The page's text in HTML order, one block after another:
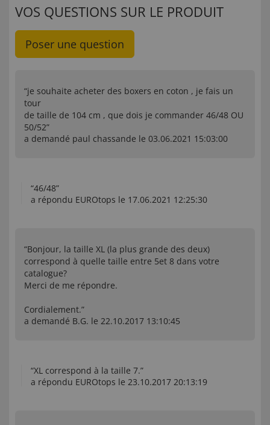
VOS QUESTIONS SUR LE PRODUIT
Poser une question
“je souhaite acheter des boxers en coton , je fais un
tour
de taille de 104 cm , que dois je commander 46/48 OU
50/52”
a demandé paul chassande le 03.06.2021 15:03:00
“46/48”
a répondu EUROtops le 17.06.2021 12:25:30
“Bonjour, la taille XL (la plus grande des deux)
correspond à quelle taille entre 5et 8 dans votre
catalogue?
Merci de me répondre.
Cordialement.”
a demandé B.G. le 22.10.2017 13:10:45
“XL correspond à la taille 7.”
a répondu EUROtops le 23.10.2017 20:13:19